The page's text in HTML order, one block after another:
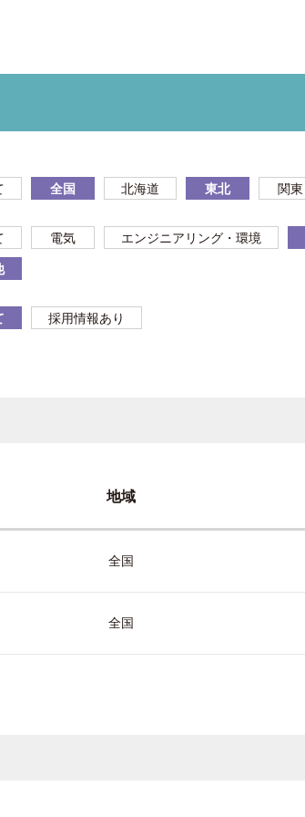
全国 北海道 東北 関東
電気 エンジニアリング・環境
採用情報あり
地域
全国
全国